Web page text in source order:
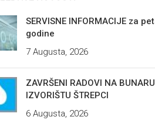
SERVISNE INFORMACIJE za
godine
7 Augusta, 2026
ZAVRŠENI RADOVI NA
IZVORIŠTU ŠTREPCI
6 Augusta, 2026